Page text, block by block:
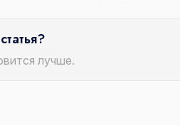
лучше.